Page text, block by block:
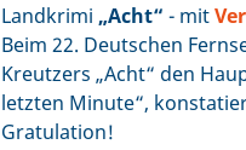
Landkrimi „Acht“ - mit
Beim 22. Deutschen
Kreutzers „Acht“ den
letzten Minute“,
Gratulation!